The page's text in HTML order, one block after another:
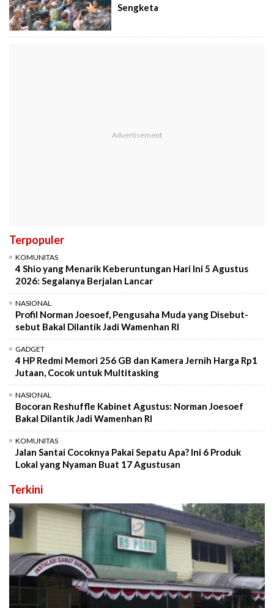
Sengketa
Terpopuler
KOMUNITAS
4 Shio yang Menarik Keberuntungan Hari Ini 5 Agustus
2026: Segalanya Berjalan Lancar
NASIONAL
Profil Norman Joesoef, Pengusaha Muda yang Disebut-
sebut Bakal Dilantik Jadi Wamenhan RI
GADGET
4 HP Redmi Memori 256 GB dan Kamera Jernih Harga Rp1
Jutaan, Cocok untuk Multitasking
NASIONAL
Bocoran Reshuffle Kabinet Agustus: Norman Joesoef
Bakal Dilantik Jadi Wamenhan RI
KOMUNITAS
Jalan Santai Cocoknya Pakai Sepatu Apa? Ini 6 Produk
Lokal yang Nyaman Buat 17 Agustusan
Terkini